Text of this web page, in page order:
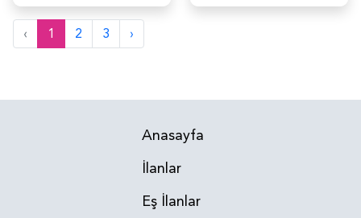
‹ 1 2 3 ›
Anasayfa
İlanlar
Eş İlanlar